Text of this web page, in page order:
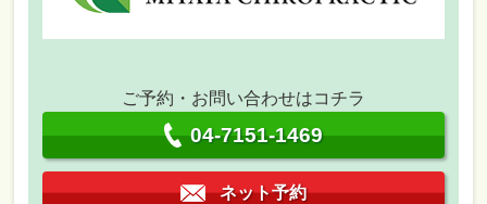
ご予約・お問い合わせはコチラ
04-7151-1469
ネット予約